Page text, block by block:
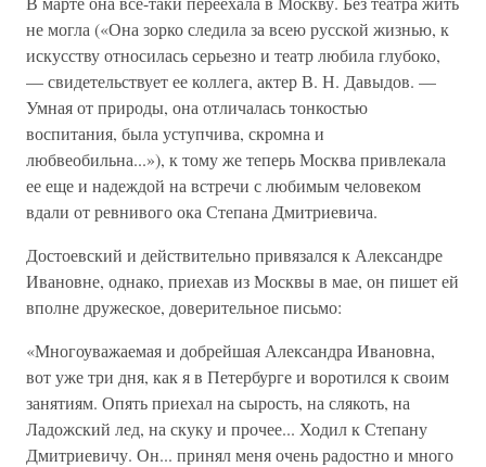
не могла («Она зорко следила за всею русской жизнью, к
искусству относилась серьезно и театр любила глубоко,
— свидетельствует ее коллега, актер В. Н. Давыдов. —
Умная от природы, она отличалась тонкостью
воспитания, была уступчива, скромна и
любвеобильна...»), к тому же теперь Москва привлекала
ее еще и надеждой на встречи с любимым человеком
вдали от ревнивого ока Степана Дмитриевича.
Достоевский и действительно привязался к Александре
Ивановне, однако, приехав из Москвы в мае, он пишет ей
вполне дружеское, доверительное письмо:
«Многоуважаемая и добрейшая Александра Ивановна,
вот уже три дня, как я в Петербурге и воротился к своим
занятиям. Опять приехал на сырость, на слякоть, на
Ладожский лед, на скуку и прочее... Ходил к Степану
Дмитриевичу. Он... принял меня очень радостно и много